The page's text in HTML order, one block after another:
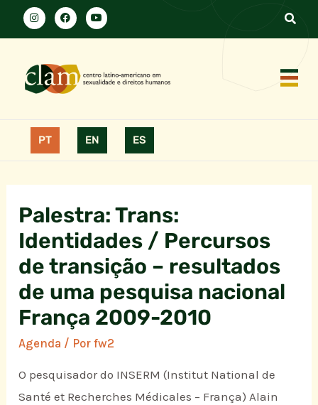
PT EN ES
Palestra: Trans:
Identidades / Percursos
de transição – resultados
de uma pesquisa nacional
França 2009-2010
Agenda / Porfw2
O pesquisador do INSERM (Institut National de
Santé et Recherches Médicales – França) Alain